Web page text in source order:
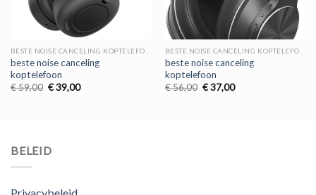
beste noise canceling
koptelefoon
€59,00 Oorspronkelijke
€39,00Huidige
beste noise canceling
koptelefoon
€56,00 Oorspronkelijke
€37,00Huidige
BELEID